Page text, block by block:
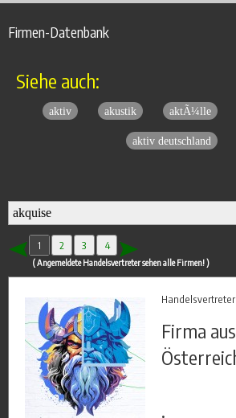
Firmen-Datenbank
Siehe auch:
aktiv akustik aktÃ¼lle
aktiv deutschland
1 2 3 4
( Angemeldete Handelsvertreter sehen alle Firmen! )
Firma
.